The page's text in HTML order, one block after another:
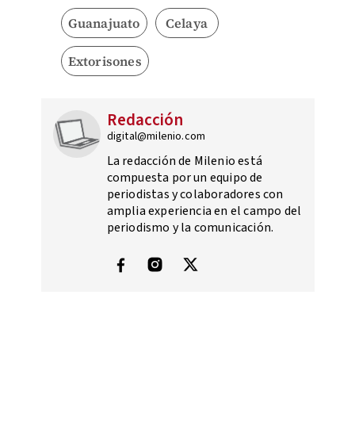
Guanajuato Celaya
Extorisones
Redacción
digital@milenio.com
La redacción de Milenio está
compuesta por un equipo de
periodistas y colaboradores con
amplia experiencia en el campo del
periodismo y la comunicación.